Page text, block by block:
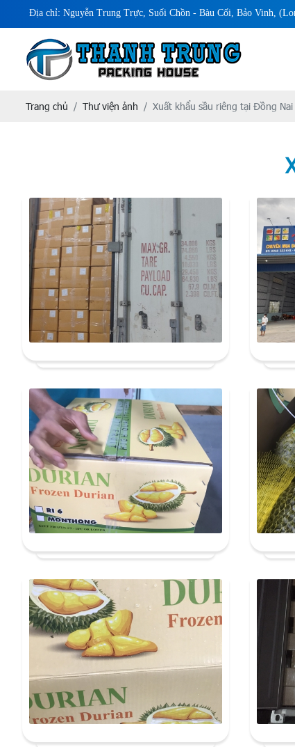
Địa chỉ: Nguyễn Trung Trực, Suối Chồn - Bàu Cối, Bảo Vinh,
Trang chủ Thư viện ảnh Xuất khẩu sầu riêng tại Đồng Nai